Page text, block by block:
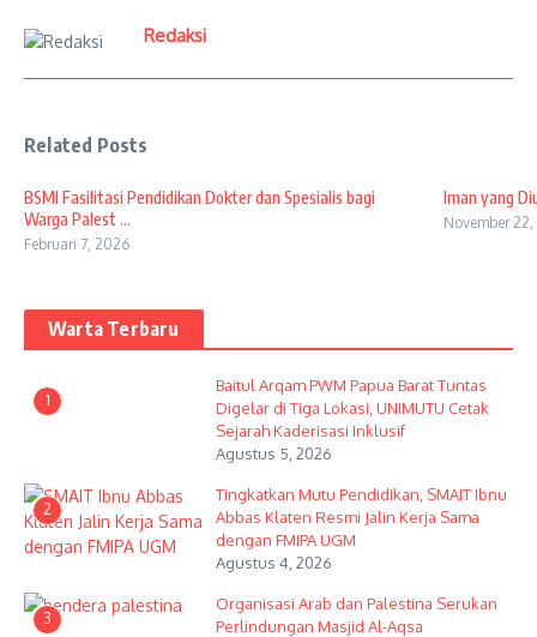
Redaksi
Related Posts
BSMI Fasilitasi Pendidikan Dokter dan Spesialis bagi
Warga Palest ...
Februari 7, 2026
Iman yang
November
Warta Terbaru
1
Baitul Arqam PWM Papua Barat Tuntas
Digelar di Tiga Lokasi, UNIMUTU Cetak
Sejarah Kaderisasi Inklusif
Agustus 5, 2026
2
Tingkatkan Mutu Pendidikan, SMAIT Ibnu
Abbas Klaten Resmi Jalin Kerja Sama
dengan FMIPA UGM
Agustus 4, 2026
3
Organisasi Arab dan Palestina Serukan
Perlindungan Masjid Al-Aqsa